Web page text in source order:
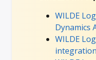
WILDE
Dynamics
WILDE
integration